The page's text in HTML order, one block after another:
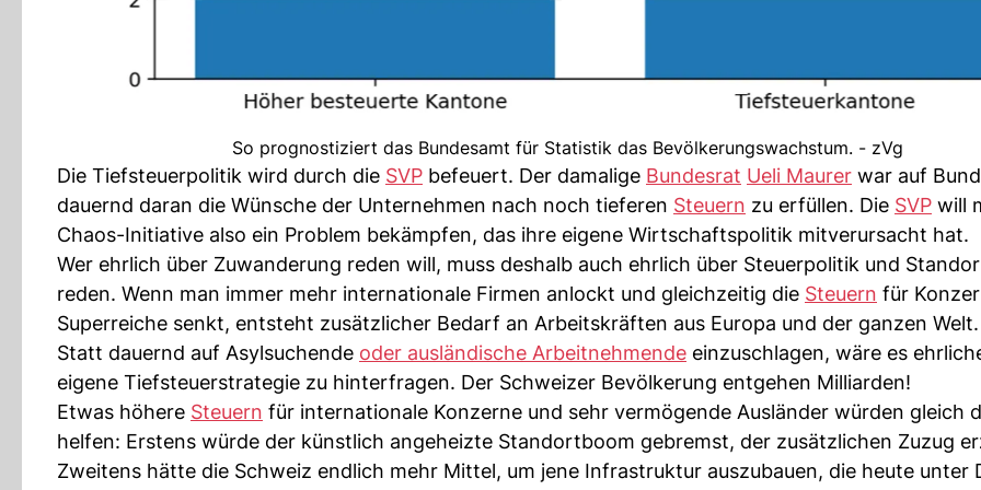
So prognostiziert das Bundesamt für Statistik das Bevölkerungswachstum. - zVg
Die Tiefsteuerpolitik wird durch die SVP befeuert. Der damalige Bundesrat Ueli Maurer war auf
dauernd daran die Wünsche der Unternehmen nach noch tieferen Steuern zu erfüllen. Die SVP will
Chaos-Initiative also ein Problem bekämpfen, das ihre eigene Wirtschaftspolitik mitverursacht hat.
Wer ehrlich über Zuwanderung reden will, muss deshalb auch ehrlich über Steuerpolitik und
reden. Wenn man immer mehr internationale Firmen anlockt und gleichzeitig die Steuern für
Superreiche senkt, entsteht zusätzlicher Bedarf an Arbeitskräften aus Europa und der ganzen Welt.
Statt dauernd auf Asylsuchende oder ausländische Arbeitnehmende einzuschlagen, wäre es
eigene Tiefsteuerstrategie zu hinterfragen. Der Schweizer Bevölkerung entgehen Milliarden!
Etwas höhere Steuern für internationale Konzerne und sehr vermögende Ausländer würden gleich
helfen: Erstens würde der künstlich angeheizte Standortboom gebremst, der zusätzlichen Zuzug
Zweitens hätte die Schweiz endlich mehr Mittel, um jene Infrastruktur auszubauen, die heute unter